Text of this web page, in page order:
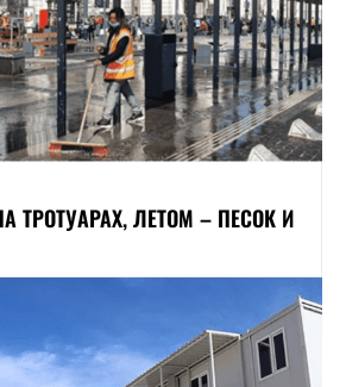
ТРОТУАРАХ, ЛЕТОМ – ПЕСОК И